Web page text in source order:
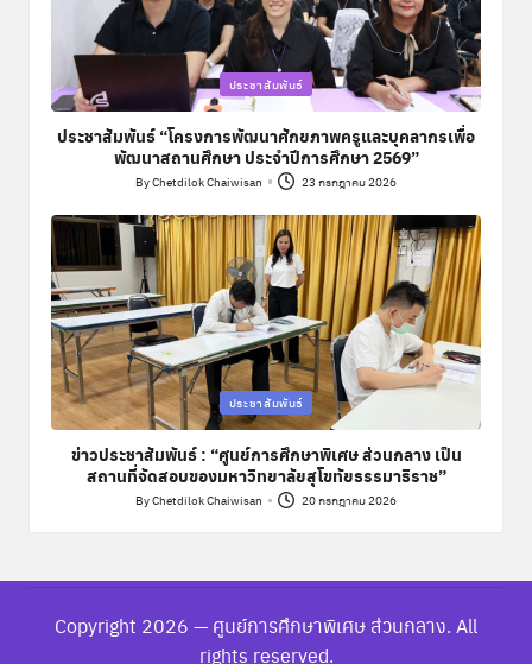
Posted
in
ประชาสัมพันธ์
ประชาสัมพันธ์ “โครงการพัฒนาศักยภาพครูและบุคลากรเพื่อ
พัฒนาสถานศึกษา ประจำปีการศึกษา 2569”
Posted
by
ByChetdilok Chaiwisan 23 กรกฎาคม 2026
Posted
in
ประชาสัมพันธ์
ข่าวประชาสัมพันธ์ : “ศูนย์การศึกษาพิเศษ ส่วนกลาง เป็น
สถานที่จัดสอบของมหาวิทยาลัยสุโขทัยธรรมาธิราช”
Posted
ByChetdilok Chaiwisan 20 กรกฎาคม 2026
Copyright 2026 — ศูนย์การศึกษาพิเศษ ส่วนกลาง. All
rights reserved.